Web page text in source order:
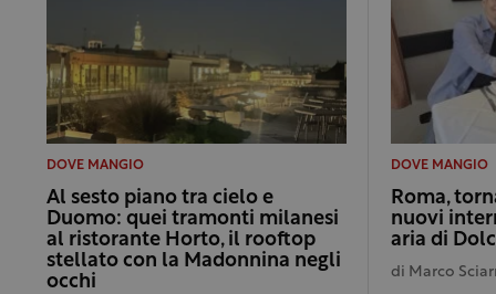
DOVE MANGIO
Al sesto piano tra cielo e
Duomo: quei tramonti milanesi
al ristorante Horto, il rooftop
stellato con la Madonnina negli
occhi
DOVE MANGIO
Roma,
nuovi
aria di
di Marco